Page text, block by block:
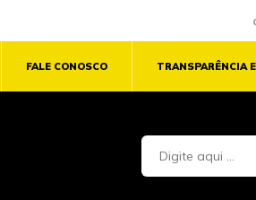
FALE CONOSCO TRANSPARÊNCIA